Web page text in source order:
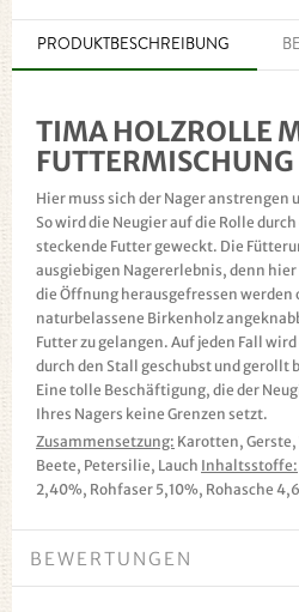
PRODUKTBESCHREIBUNG
TIMA HOLZROLLE
FUTTERMISCHUNG
Hier muss sich der Nager anstrengen
So wird die Neugier auf die Rolle
steckende Futter geweckt. Die
ausgiebigen Nagererlebnis, denn hier
die Öffnung herausgefressen werden
naturbelassene Birkenholz
Futter zu gelangen. Auf jeden Fall
durch den Stall geschubst und gerollt
Eine tolle Beschäftigung, die der
Ihres Nagers keine Grenzen setzt.
Zusammensetzung: Karotten,
Beete, Petersilie, Lauch Inhaltsstoffe:
2,40%, Rohfaser 5,10%, Rohasche
BEWERTUNGEN